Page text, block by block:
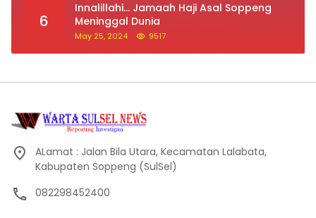
6
Innalillahi… Jamaah Haji Asal Soppeng
Meninggal Dunia
May 25, 2024 9517
ALamat : Jalan Bila Utara, Kecamatan Lalabata,
Kabupaten Soppeng (SulSel)
082298452400